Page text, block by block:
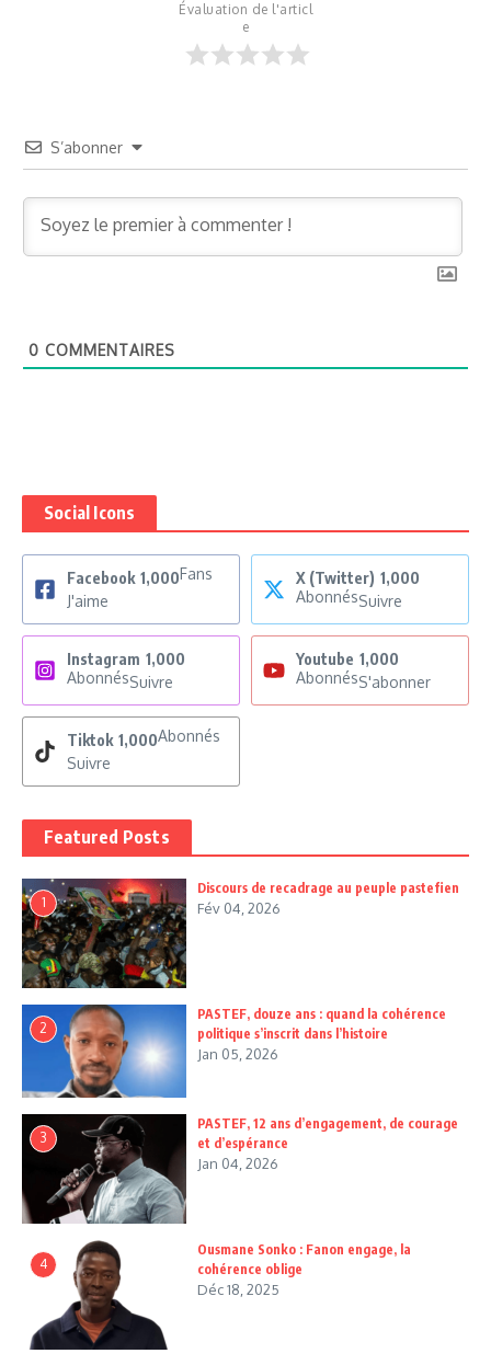
Évaluation de l'articl
e
S’abonner
0 COMMENTAIRES
Social Icons
Facebook 1,000Fans
J'aime
X (Twitter) 1,000
AbonnésSuivre
Instagram 1,000
AbonnésSuivre
Youtube 1,000
AbonnésS'abonner
Tiktok 1,000Abonnés
Suivre
Featured Posts
1
Discours de recadrage au peuple pastefien
Fév 04, 2026
2
PASTEF, douze ans : quand la cohérence
politique s’inscrit dans l’histoire
Jan 05, 2026
3
PASTEF, 12 ans d’engagement, de courage
et d’espérance
Jan 04, 2026
4
Ousmane Sonko : Fanon engage, la
cohérence oblige
Déc 18, 2025